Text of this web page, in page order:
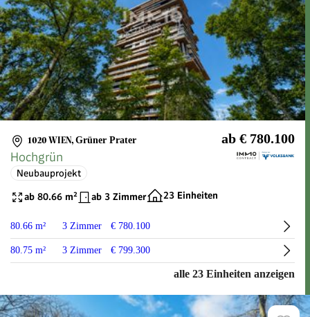
1020 WIEN, Grüner Prater ab € 780.100
Hochgrün
Neubauprojekt
ab 80.66 m² ab 3 Zimmer 23 Einheiten
80.66 m² 3 Zimmer € 780.100
80.75 m² 3 Zimmer € 799.300
alle 23 Einheiten anzeigen